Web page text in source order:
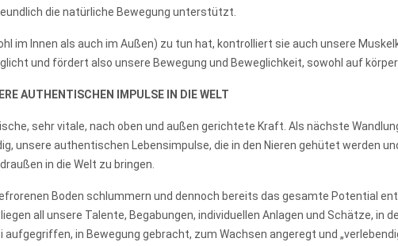
die natürliche Bewegung unterstützt.
im Innen als auch im Außen) zu tun hat, kontrolliert sie auch unsere
und fördert also unsere Bewegung und Beweglichkeit, sowohl auf
AUTHENTISCHEN IMPULSE IN DIE WELT
sehr vitale, nach oben und außen gerichtete Kraft. Als nächste
unsere authentischen Lebensimpulse, die in den Nieren gehütet werden
in die Welt zu bringen.
Boden schlummern und dennoch bereits das gesamte Potential
all unsere Talente, Begabungen, individuellen Anlagen und Schätze, in
in Bewegung gebracht, zum Wachsen angeregt und